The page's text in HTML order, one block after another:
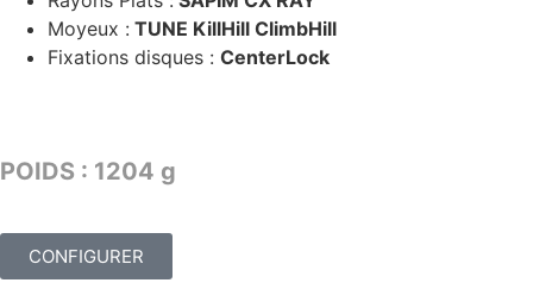
Moyeux : TUNE KillHill ClimbHill
Fixations disques : CenterLock
POIDS : 1204 g
CONFIGURER